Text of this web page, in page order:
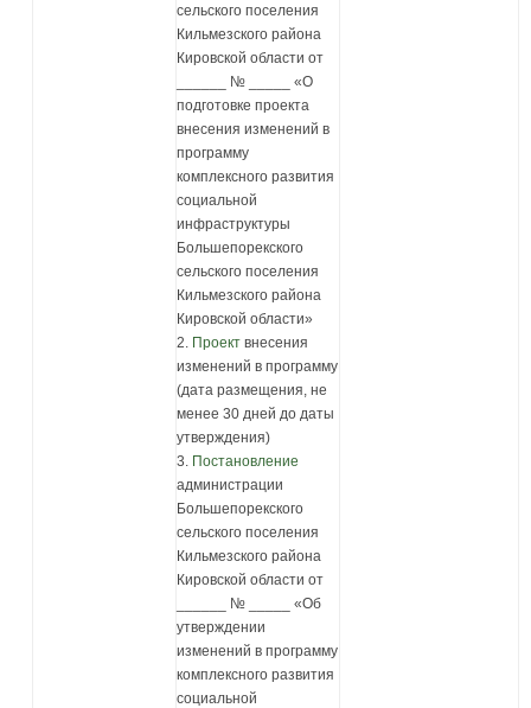
сельского поселения
Кильмезского района
Кировской области от
______ № _____ «О
подготовке проекта
внесения изменений в
программу
комплексного развития
социальной
инфраструктуры
Большепорекского
сельского поселения
Кильмезского района
Кировской области»
2. Проект внесения
изменений в программу
(дата размещения, не
менее 30 дней до даты
утверждения)
3. Постановление
администрации
Большепорекского
сельского поселения
Кильмезского района
Кировской области от
______ № _____ «Об
утверждении
изменений в программу
комплексного развития
социальной